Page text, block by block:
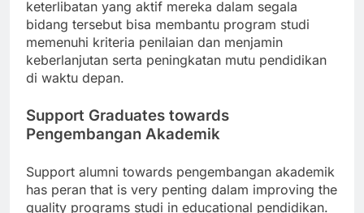
keterlibatan yang aktif mereka dalam segala
bidang tersebut bisa membantu program studi
memenuhi kriteria penilaian dan menjamin
keberlanjutan serta peningkatan mutu pendidikan
di waktu depan.
Support Graduates towards
Pengembangan Akademik
Support alumni towards pengembangan akademik
has peran that is very penting dalam improving the
quality programs studi in educational pendidikan.